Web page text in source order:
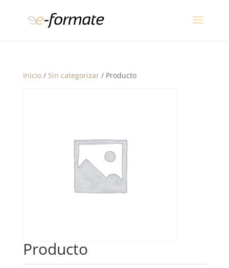
Inicio/ Sin categorizar/ Producto
Producto